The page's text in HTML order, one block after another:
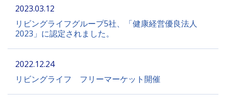
2023.03.12
リビングライフグループ5社、「健康経営優良法人
2023」に認定されました。
2022.12.24
リビングライフ フリーマーケット開催